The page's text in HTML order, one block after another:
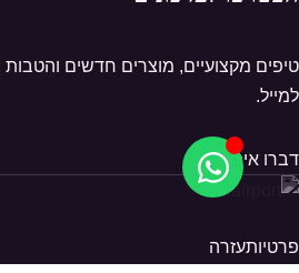
טיפים מקצועיים, מוצרים חדשים והטבות
למייל.
דברו איתנו
פרטיותעזרה